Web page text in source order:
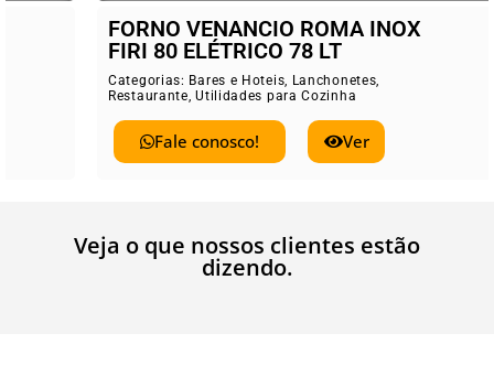
FORNO VENANCIO ROMA INOX
FIRI 80 ELÉTRICO 78 LT
Categorias:Bares e Hoteis,Lanchonetes ,
,Utilidades para Cozinha
Fale conosco!
Veja o que nossos clientes estão
dizendo.